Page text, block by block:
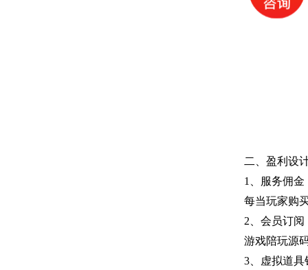
二、盈利设
1、服务佣金
每当玩家购
2、会员订阅
游戏陪玩源
3、虚拟道具